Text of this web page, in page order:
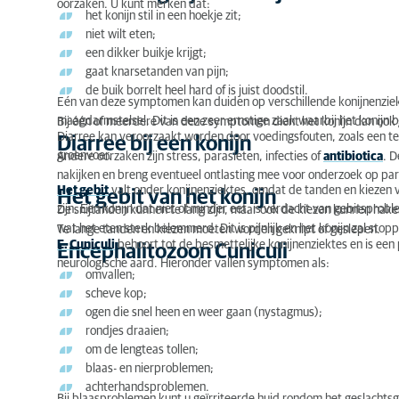
oorzaken. U kunt merken dat:
het konijn stil in een hoekje zit;
niet wilt eten;
een dikker buikje krijgt;
gaat knarsetanden van pijn;
de buik borrelt heel hard of is juist doodstil.
Eén van deze symptomen kan duiden op verschillende
maagdarmstelsel. Dit is een zeer ernstige zaak waarbij het konijn
Bij één of meerdere van deze symptomen dient het konijn dan
Diarree bij een konijn
Diarree kan veroorzaakt worden door voedingsfouten, zoals een
groenvoer.
Andere oorzaken zijn stress, parasieten, infecties ofantibiotica.
nakijken en breng eventueel ontlasting mee voor onderzoek op
Het gebit van het konijn
Het gebitvalt onder konijnenziektes, omdat de tanden en kiezen
zijn. Een konijn dat niet of minder eet, is verdacht van
De snijtanden kunnen te lang zijn, maar ook de kiezen kunnen
wat het eten sterk belemmerd. Dit is pijnlijk en het konijn zal
Te lange tanden en kiezen moeten worden geknipt of geslepen.
Encephalitozoon Cuniculi
E. Cuniculibehoort tot de besmettelijke konijnenziektes en is een
neurologische aard. Hieronder vallen symptomen als:
omvallen;
scheve kop;
ogen die snel heen en weer gaan (nystagmus);
rondjes draaien;
om de lengteas tollen;
blaas- en nierproblemen;
achterhandsproblemen.